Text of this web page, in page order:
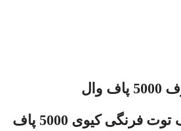
پاد یکبار مصرف توت فرنگی کیوی 5000 پاف